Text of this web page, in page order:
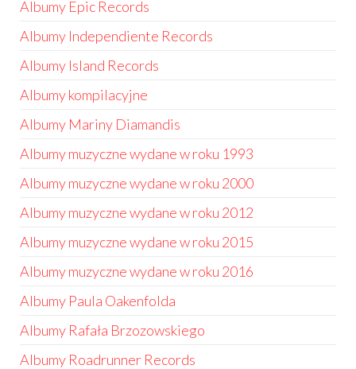
Albumy Epic Records
Albumy Independiente Records
Albumy Island Records
Albumy kompilacyjne
Albumy Mariny Diamandis
Albumy muzyczne wydane w roku 1993
Albumy muzyczne wydane w roku 2000
Albumy muzyczne wydane w roku 2012
Albumy muzyczne wydane w roku 2015
Albumy muzyczne wydane w roku 2016
Albumy Paula Oakenfolda
Albumy Rafała Brzozowskiego
Albumy Roadrunner Records